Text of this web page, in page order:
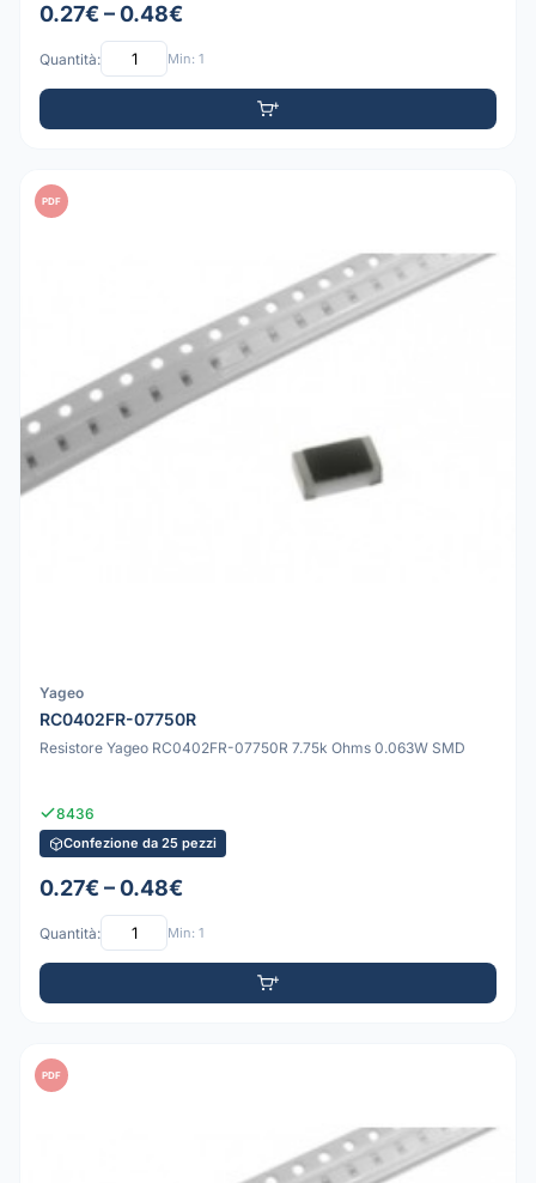
0.27€ – 0.48€
Quantità: Min: 1
PDF
Yageo
RC0402FR-07750R
Resistore Yageo RC0402FR-07750R 7.75k Ohms 0.063W SMD
8436
Confezione da 25 pezzi
0.27€ – 0.48€
Quantità: Min: 1
PDF